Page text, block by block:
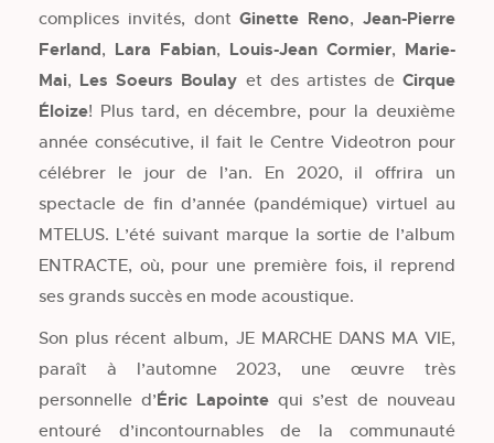
complices invités, dontGinette Reno,Jean-Pierre
Ferland, Lara Fabian, Louis-Jean Cormier, Marie-
Mai, Les Soeurs Boulay et des artistes de Cirque
Éloize! Plus tard, en décembre, pour la deuxième
année consécutive, il fait le Centre Videotron pour
célébrer le jour de l’an. En 2020, il offrira un
spectacle de fin d’année (pandémique) virtuel au
MTELUS. L’été suivant marque la sortie de l’album
ENTRACTE, où, pour une première fois, il reprend
ses grands succès en mode acoustique.
Son plus récent album, JE MARCHE DANS MA VIE,
paraît à l’automne 2023, une œuvre très
personnelle d’Éric Lapointe qui s’est de nouveau
entouré d’incontournables de la communauté